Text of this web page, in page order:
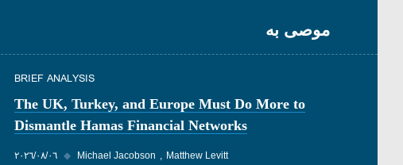
موصى به
BRIEF ANALYSIS
The UK, Turkey, and Europe Must Do More to
Dismantle Hamas Financial Networks
٠٦‏/٠٨‏/٢٠٢٦ ◆ Michael Jacobson Matthew Levitt